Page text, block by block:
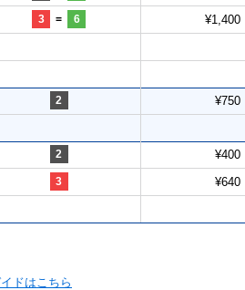
3 = 6 ¥1,400
2 ¥750
2 ¥400
3 ¥640
ドはこちら